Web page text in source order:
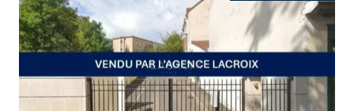
voir le bien